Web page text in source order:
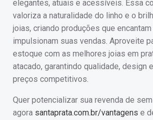
elegantes, atuais e acessíveis. Essa
valoriza a naturalidade do linho e o
joias, criando produções que
impulsionam suas vendas. Aproveite
estoque com as melhores joias em
atacado, garantindo qualidade, design
preços competitivos.
Quer potencializar sua revenda de
agora santaprata.com.br/vantagens e